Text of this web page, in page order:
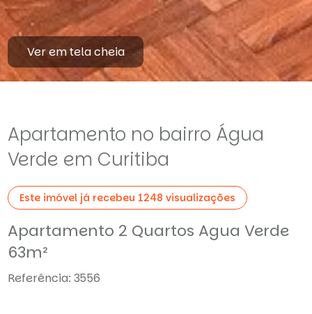
Ver em tela cheia
Apartamento no bairro Água
Verde em Curitiba
Este imóvel já recebeu 1248 visualizações
Apartamento 2 Quartos Agua Verde
63m²
Referência: 3556